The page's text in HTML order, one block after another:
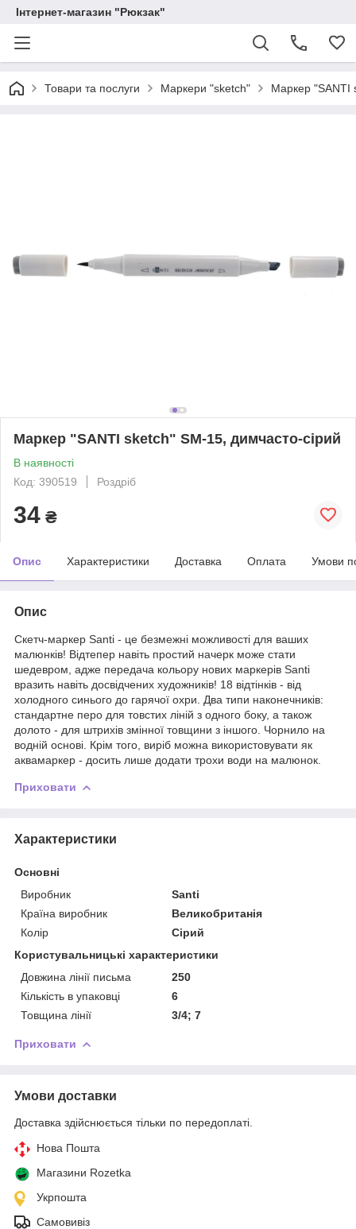
Інтернет-магазин "Рюкзак"
Товари та послуги Маркери "sketch" Маркер "SANTI
Маркер "SANTI sketch" SM-15, димчасто-сірий
В наявності
Код: 390519
Роздріб
34 ₴
Опис Характеристики Доставка Оплата Умови
Опис
Скетч-маркер Santi - це безмежні можливості для ваших
малюнків! Відтепер навіть простий начерк може стати
шедевром, адже передача кольору нових маркерів Santi
вразить навіть досвідчених художників! 18 відтінків - від
холодного синього до гарячої охри. Два типи наконечників:
стандартне перо для товстих ліній з одного боку, а також
долото - для штрихів змінної товщини з іншого. Чорнило на
водній основі. Крім того, виріб можна використовувати як
аквамаркер - досить лише додати трохи води на малюнок.
Приховати
Характеристики
Основні
Виробник
Santi
Країна виробник
Великобританія
Колір
Сірий
Користувальницькі характеристики
Довжина лінії письма
250
Кількість в упаковці
6
Товщина лінії
3/4; 7
Приховати
Умови доставки
Доставка здійснюється тільки по передоплаті.
Нова Пошта
Магазини Rozetka
Укрпошта
Самовивіз